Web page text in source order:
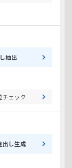
抽出
チェック
出し生成